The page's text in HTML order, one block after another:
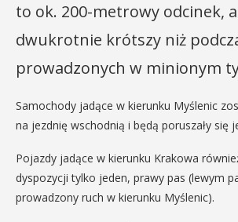
to ok. 200-metrowy odcinek,
dwukrotnie krótszy niż
prowadzonych w minionym
Samochody jadące w kierunku Myślenic
na jezdnię wschodnią i będą poruszały się
Pojazdy jadące w kierunku Krakowa
dyspozycji tylko jeden, prawy pas (lewym
prowadzony ruch w kierunku Myślenic).